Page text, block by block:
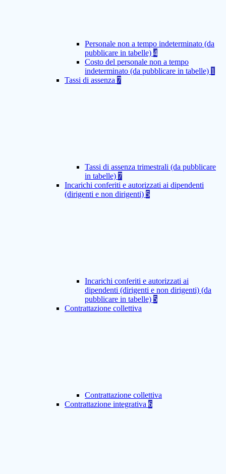
Personale non a tempo indeterminato (da
pubblicare in tabelle) 4
Costo del personale non a tempo
indeterminato (da pubblicare in tabelle) 1
Tassi di assenza 7
Tassi di assenza trimestrali (da pubblicare
in tabelle) 7
Incarichi conferiti e autorizzati ai dipendenti
(dirigenti e non dirigenti) 5
Incarichi conferiti e autorizzati ai
dipendenti (dirigenti e non dirigenti) (da
pubblicare in tabelle) 5
Contrattazione collettiva
Contrattazione collettiva
Contrattazione integrativa 6